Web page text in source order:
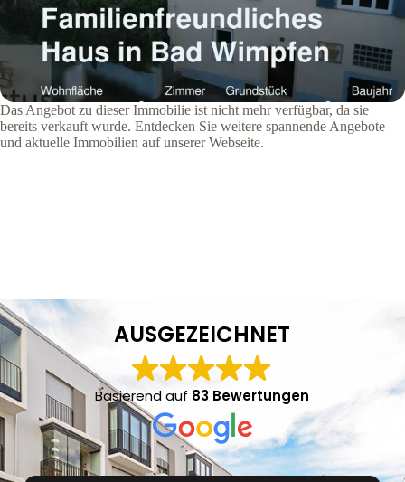
Das Angebot zu dieser Immobilie ist nicht mehr verfügbar, da sie
bereits verkauft wurde. Entdecken Sie weitere spannende Angebote
und aktuelle Immobilien auf unserer Webseite.
AUSGEZEICHNET
Basierend auf 83 Bewertungen